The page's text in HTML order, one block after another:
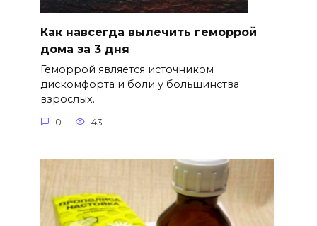
Как навсегда вылечить геморрой
дома за 3 дня
Геморрой является источником
дискомфорта и боли у большинства
взрослых.
0 43